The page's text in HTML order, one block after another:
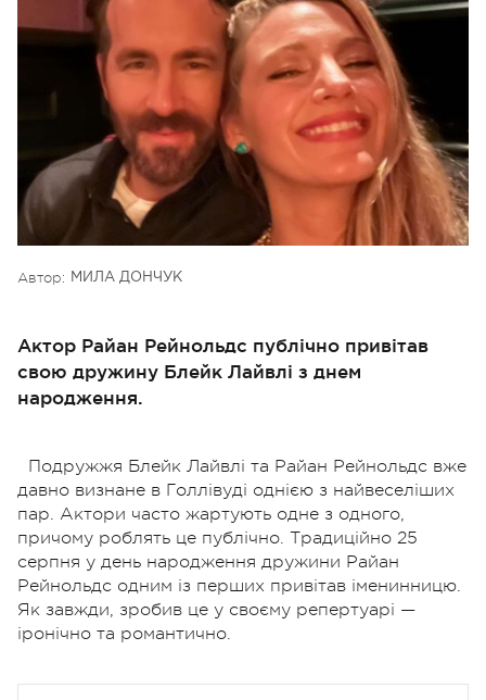
Автор: МИЛА ДОНЧУК
Актор Райан Рейнольдс публічно привітав
свою дружину Блейк Лайвлі з днем
народження.
Подружжя Блейк Лайвлі та Райан Рейнольдс вже
давно визнане в Голлівуді однією з найвеселіших
пар. Актори часто жартують одне з одного,
причому роблять це публічно. Традиційно 25
серпня у день народження дружини Райан
Рейнольдс одним із перших привітав іменинницю.
Як завжди, зробив це у своєму репертуарі —
іронічно та романтично.